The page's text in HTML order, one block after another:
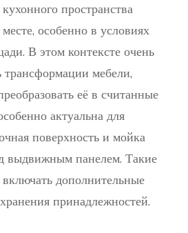
пространства
особенно в условиях
В этом контексте очень
мебели,
её в считанные
актуальна для
поверхность и мойка
выдвижным панелем. Такие
дополнительные
принадлежностей.